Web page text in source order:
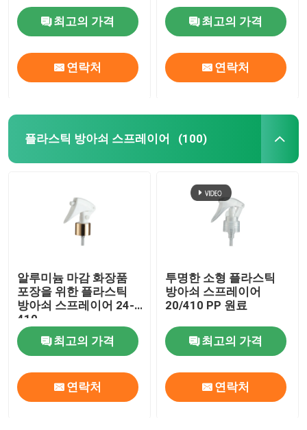
향기 분무 병
최고의 가격
연락처
최고의 가격
연락처
플라스틱 방아쇠 스프레이어 (100)
알루미늄 마감 화장품
포장을 위한 플라스틱
방아쇠 스프레이어 24-
410
최고의 가격
연락처
투명한 소형 플라스틱
방아쇠 스프레이어
20/410 PP 원료
최고의 가격
연락처